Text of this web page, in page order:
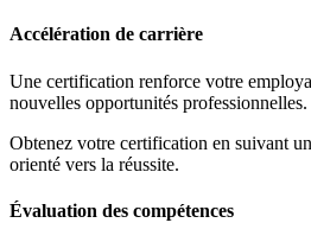
Accélération de carrière
Une certification renforce votre
nouvelles opportunités professionnelles.
Obtenez votre certification en suivant
orienté vers la réussite.
Évaluation des compétences